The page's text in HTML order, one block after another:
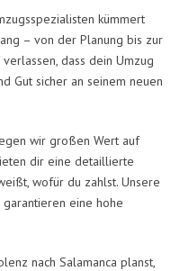
kümmert
– von der Planung bis zur
dass dein Umzug
Gut sicher an seinem neuen
wir großen Wert auf
dir eine detaillierte
wofür du zahlst. Unsere
eine hohe
nach Salamanca planst,